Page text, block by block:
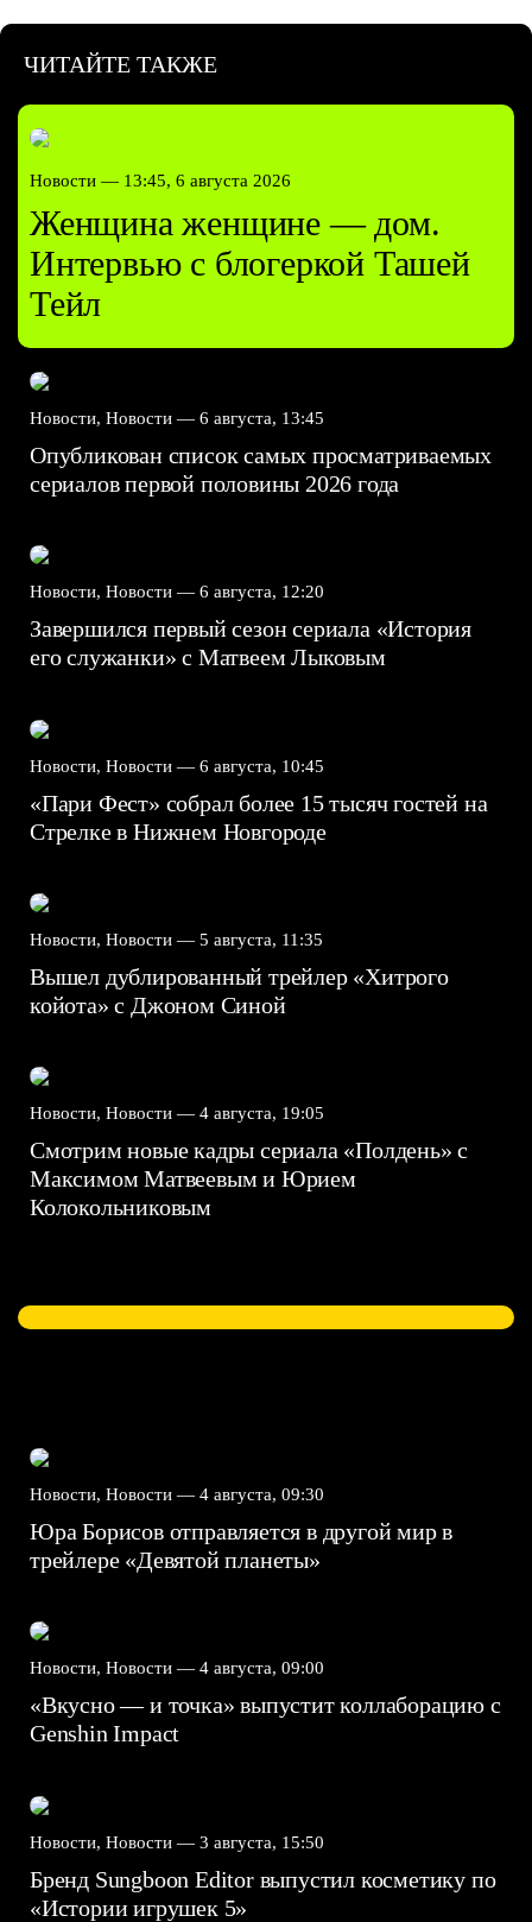
ЧИТАЙТЕ ТАКЖЕ
Новости — 13:45, 6 августа 2026
Женщина женщине — дом.
Интервью с блогеркой Ташей
Тейл
Новости, Новости — 6 августа, 13:45
Опубликован список самых просматриваемых
сериалов первой половины 2026 года
Новости, Новости — 6 августа, 12:20
Завершился первый сезон сериала «История
его служанки» с Матвеем Лыковым
Новости, Новости — 6 августа, 10:45
«Пари Фест» собрал более 15 тысяч гостей на
Стрелке в Нижнем Новгороде
Новости, Новости — 5 августа, 11:35
Вышел дублированный трейлер «Хитрого
койота» с Джоном Синой
Новости, Новости — 4 августа, 19:05
Смотрим новые кадры сериала «Полдень» с
Максимом Матвеевым и Юрием
Колокольниковым
Новости, Новости — 4 августа, 09:30
Юра Борисов отправляется в другой мир в
трейлере «Девятой планеты»
Новости, Новости — 4 августа, 09:00
«Вкусно — и точка» выпустит коллаборацию с
Genshin Impact⁠⁠
Новости, Новости — 3 августа, 15:50
Бренд Sungboon Editor выпустил косметику по
«Истории игрушек 5»